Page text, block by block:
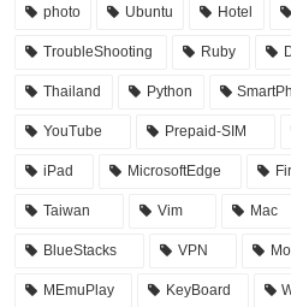
photo Ubuntu Hotel
TroubleShooting Ruby
Thailand Python
YouTube Prepaid-SIM
iPad MicrosoftEdge
Taiwan Vim Mac
BlueStacks VPN
MEmuPlay KeyBoard